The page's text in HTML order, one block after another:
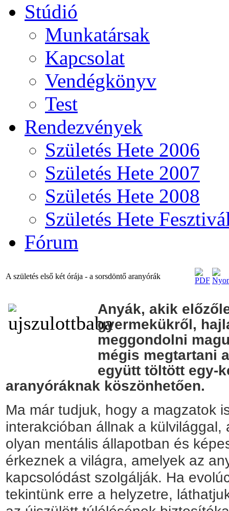
Stúdió
Munkatársak
Kapcsolat
Vendégkönyv
Test
Rendezvények
Születés Hete 2006
Születés Hete 2007
Születés Hete 2008
Születés Hete
Fórum
A születés első két órája - a sorsdöntő aranyórák
Anyák, akik
gyermekükről,
meggondolni
mégis megtartani
együtt töltött egy-
aranyóráknak köszönhetően.
Ma már tudjuk, hogy a magzatok
interakcióban állnak a külvilággal,
olyan mentális állapotban és
érkeznek a világra, amelyek az
kapcsolódást szolgálják. Ha
tekintünk erre a helyzetre,